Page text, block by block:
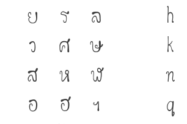
ย
ร
ล
ว
ศ
ษ
ส
ห
ฬ
อ
ฮ
ฯ
h
k
n
q